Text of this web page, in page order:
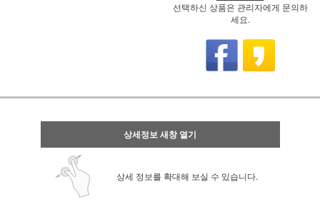
선택하신 상품은 관리자에게 문의하
세요.
상세정보 새창 열기
상세 정보를 확대해 보실 수 있습니다.